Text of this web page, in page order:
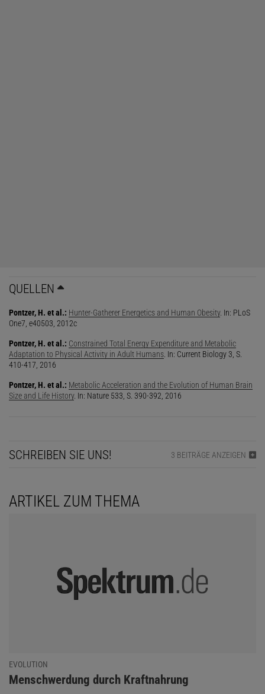
QUELLEN
Pontzer, H. et al.: Hunter-Gatherer Energetics and Human Obesity. In: PLoS
One7, e40503, 2012c
Pontzer, H. et al.: Constrained Total Energy Expenditure and Metabolic
Adaptation to Physical Activity in Adult Humans . In: Current Biology 3, S.
410-417, 2016
Pontzer, H. et al.: Metabolic Acceleration and the Evolution of Human Brain
Size and Life History. In: Nature 533, S. 390-392, 2016
SCHREIBEN SIE UNS! 3 BEITRÄGE ANZEIGEN
ARTIKEL ZUM THEMA
EVOLUTION
:
Menschwerdung durch Kraftnahrung